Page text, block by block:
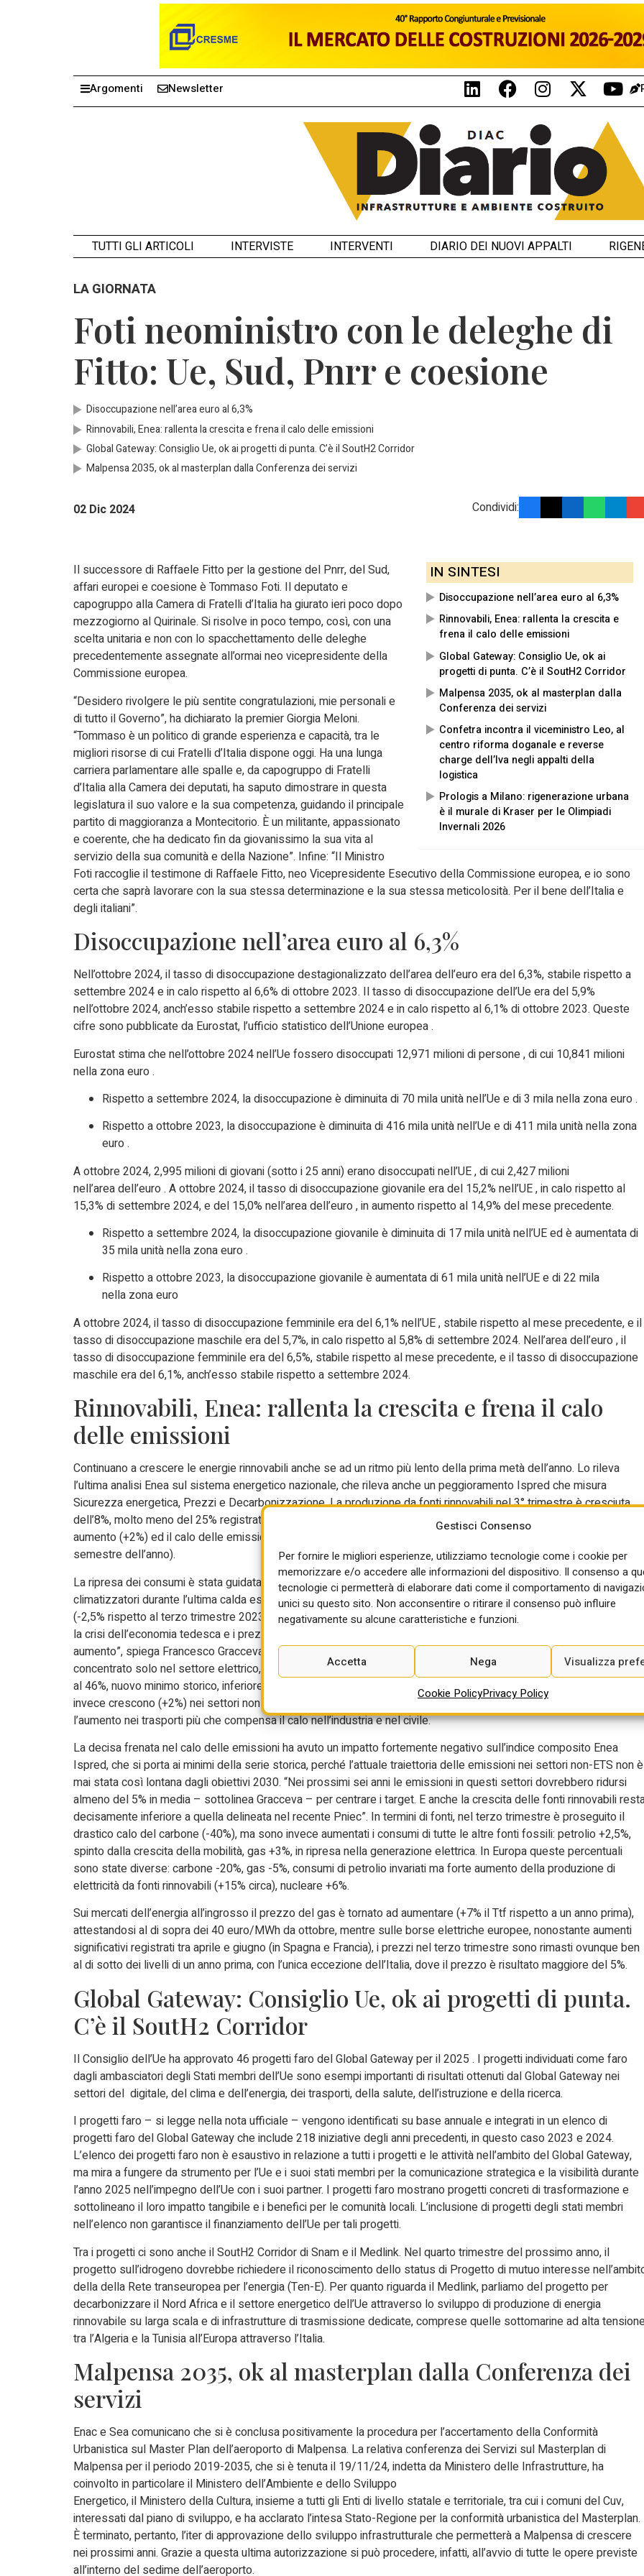
Gestisci Consenso
Per fornire le migliori esperienze, utilizziamo tecnologie come i cookie per
memorizzare e/o accedere alle informazioni del dispositivo. Il consenso a
tecnologie ci permetterà di elaborare dati come il comportamento di
unici su questo sito. Non acconsentire o ritirare il consenso può influire
negativamente su alcune caratteristiche e funzioni.
Accetta Nega Visualizza
Cookie PolicyPrivacy Policy
Argomenti Newsletter
TUTTI GLI ARTICOLI INTERVISTE INTERVENTI DIARIO DEI NUOVI APPALTI
LA GIORNATA
Foti neoministro con le deleghe di
Fitto: Ue, Sud, Pnrr e coesione
Disoccupazione nell’area euro al 6,3%
Rinnovabili, Enea: rallenta la crescita e frena il calo delle emissioni
Global Gateway: Consiglio Ue, ok ai progetti di punta. C’è il SoutH2 Corridor
Malpensa 2035, ok al masterplan dalla Conferenza dei servizi
02 Dic 2024 Condividi:
IN SINTESI
Disoccupazione nell’area euro al 6,3%
Rinnovabili, Enea: rallenta la crescita e
frena il calo delle emissioni
Global Gateway: Consiglio Ue, ok ai
progetti di punta. C’è il SoutH2 Corridor
Malpensa 2035, ok al masterplan dalla
Conferenza dei servizi
Confetra incontra il viceministro Leo, al
centro riforma doganale e reverse
charge dell’Iva negli appalti della
logistica
Prologis a Milano: rigenerazione urbana
è il murale di Kraser per le Olimpiadi
Invernali 2026
Il successore di Raffaele Fitto per la gestione del Pnrr, del Sud,
affari europei e coesione è Tommaso Foti. Il deputato e
capogruppo alla Camera di Fratelli d’Italia ha giurato ieri poco dopo
mezzogiorno al Quirinale. Si risolve in poco tempo, così, con una
scelta unitaria e non con lo spacchettamento delle deleghe
precedentemente assegnate all’ormai neo vicepresidente della
Commissione europea.
“Desidero rivolgere le più sentite congratulazioni, mie personali e
di tutto il Governo”, ha dichiarato la premier Giorgia Meloni.
“Tommaso è un politico di grande esperienza e capacità, tra le
migliori risorse di cui Fratelli d’Italia dispone oggi. Ha una lunga
carriera parlamentare alle spalle e, da capogruppo di Fratelli
d’Italia alla Camera dei deputati, ha saputo dimostrare in questa
legislatura il suo valore e la sua competenza, guidando il principale
partito di maggioranza a Montecitorio. È un militante, appassionato
e coerente, che ha dedicato fin da giovanissimo la sua vita al
servizio della sua comunità e della Nazione”. Infine: “Il Ministro
Foti raccoglie il testimone di Raffaele Fitto, neo Vicepresidente Esecutivo della Commissione europea, e io sono
certa che saprà lavorare con la sua stessa determinazione e la sua stessa meticolosità. Per il bene dell’Italia e
degli italiani”.
Disoccupazione nell’area euro al 6,3%
Nell’ottobre 2024, il tasso di disoccupazione destagionalizzato dell’area dell’euro era del 6,3%, stabile rispetto a
settembre 2024 e in calo rispetto al 6,6% di ottobre 2023. Il tasso di disoccupazione dell’Ue era del 5,9%
nell’ottobre 2024, anch’esso stabile rispetto a settembre 2024 e in calo rispetto al 6,1% di ottobre 2023. Queste
cifre sono pubblicate da Eurostat, l’ufficio statistico dell’Unione europea .
Eurostat stima che nell’ottobre 2024 nell’Ue fossero disoccupati 12,971 milioni di persone , di cui 10,841 milioni
nella zona euro .
Rispetto a settembre 2024, la disoccupazione è diminuita di 70 mila unità nell’Ue e di 3 mila nella zona euro .
Rispetto a ottobre 2023, la disoccupazione è diminuita di 416 mila unità nell’Ue e di 411 mila unità nella zona
euro .
A ottobre 2024, 2,995 milioni di giovani (sotto i 25 anni) erano disoccupati nell’UE , di cui 2,427 milioni
nell’area dell’euro . A ottobre 2024, il tasso di disoccupazione giovanile era del 15,2% nell’UE , in calo rispetto al
15,3% di settembre 2024, e del 15,0% nell’area dell’euro , in aumento rispetto al 14,9% del mese precedente.
Rispetto a settembre 2024, la disoccupazione giovanile è diminuita di 17 mila unità nell’UE ed è aumentata di
35 mila unità nella zona euro .
Rispetto a ottobre 2023, la disoccupazione giovanile è aumentata di 61 mila unità nell’UE e di 22 mila
nella zona euro
A ottobre 2024, il tasso di disoccupazione femminile era del 6,1% nell’UE , stabile rispetto al mese precedente, e il
tasso di disoccupazione maschile era del 5,7%, in calo rispetto al 5,8% di settembre 2024. Nell’area dell’euro , il
tasso di disoccupazione femminile era del 6,5%, stabile rispetto al mese precedente, e il tasso di disoccupazione
maschile era del 6,1%, anch’esso stabile rispetto a settembre 2024.
Rinnovabili, Enea: rallenta la crescita e frena il calo
delle emissioni
Continuano a crescere le energie rinnovabili anche se ad un ritmo più lento della prima metà dell’anno. Lo rileva
l’ultima analisi Enea sul sistema energetico nazionale, che rileva anche un peggioramento Ispred che misura
Sicurezza energetica, Prezzi e Decarbonizzazione. La produzione da fonti rinnovabili nel 3° trimestre è cresciuta
dell’8%, molto meno del 25% registrato nella prima metà 2024, mentre i consumi di energia finale risultano in
aumento (+2%) ed il calo delle emissioni di CO2 evidenzia una frenata (-1% a fronte del -7% registrato nel primo
semestre dell’anno).
La ripresa dei consumi è stata guidata dai trasporti (+2%) ma anche dal settore civile dove ha influito il forte uso dei
climatizzatori durante l’ultima calda estate (+3,5%), mentre continuano a diminuire i consumi energetici dell’industria
(-2,5% rispetto al terzo trimestre 2023). “Si tratta del decimo calo trimestrale consecutivo, un dato sul quale incide
la crisi dell’economia tedesca e i prezzi dell’energia fermi su valori storicamente elevati, e per di più di nuovo in
aumento”, spiega Francesco Gracceva, il ricercatore Enea che coordina l’Analisi. Il calo delle emissioni di CO2
concentrato solo nel settore elettrico, dove nei primi nove mesi dell’anno la quota di generazione da fossili è
al 46%, nuovo minimo storico, inferiore di 6 punti percentuali rispetto al precedente minimo del 2023. Le emissioni
invece crescono (+2%) nei settori non-Ets (terziario, residenziale, trasporti e industria non energivora), dove
l’aumento nei trasporti più che compensa il calo nell’industria e nel civile.
La decisa frenata nel calo delle emissioni ha avuto un impatto fortemente negativo sull’indice composito Enea
Ispred, che si porta ai minimi della serie storica, perché l’attuale traiettoria delle emissioni nei settori non-ETS non è
mai stata così lontana dagli obiettivi 2030. “Nei prossimi sei anni le emissioni in questi settori dovrebbero ridursi
almeno del 5% in media – sottolinea Gracceva – per centrare i target. E anche la crescita delle fonti rinnovabili
decisamente inferiore a quella delineata nel recente Pniec”. In termini di fonti, nel terzo trimestre è proseguito il
drastico calo del carbone (-40%), ma sono invece aumentati i consumi di tutte le altre fonti fossili: petrolio +2,5%,
spinto dalla crescita della mobilità, gas +3%, in ripresa nella generazione elettrica. In Europa queste percentuali
sono state diverse: carbone -20%, gas -5%, consumi di petrolio invariati ma forte aumento della produzione di
elettricità da fonti rinnovabili (+15% circa), nucleare +6%.
Sui mercati dell’energia all’ingrosso il prezzo del gas è tornato ad aumentare (+7% il Ttf rispetto a un anno prima),
attestandosi al di sopra dei 40 euro/MWh da ottobre, mentre sulle borse elettriche europee, nonostante aumenti
significativi registrati tra aprile e giugno (in Spagna e Francia), i prezzi nel terzo trimestre sono rimasti ovunque ben
al di sotto dei livelli di un anno prima, con l’unica eccezione dell’Italia, dove il prezzo è risultato maggiore del 5%.
Global Gateway: Consiglio Ue, ok ai progetti di punta.
C’è il SoutH2 Corridor
Il Consiglio dell’Ue ha approvato 46 progetti faro del Global Gateway per il 2025 . I progetti individuati come faro
dagli ambasciatori degli Stati membri dell’Ue sono esempi importanti di risultati ottenuti dal Global Gateway nei
settori del digitale, del clima e dell’energia, dei trasporti, della salute, dell’istruzione e della ricerca.
I progetti faro – si legge nella nota ufficiale – vengono identificati su base annuale e integrati in un elenco di
progetti faro del Global Gateway che include 218 iniziative degli anni precedenti, in questo caso 2023 e 2024.
L’elenco dei progetti faro non è esaustivo in relazione a tutti i progetti e le attività nell’ambito del Global Gateway,
ma mira a fungere da strumento per l’Ue e i suoi stati membri per la comunicazione strategica e la visibilità durante
l’anno 2025 nell’impegno dell’Ue con i suoi partner. I progetti faro mostrano progetti concreti di trasformazione e
sottolineano il loro impatto tangibile e i benefici per le comunità locali. L’inclusione di progetti degli stati membri
nell’elenco non garantisce il finanziamento dell’Ue per tali progetti.
Tra i progetti ci sono anche il SoutH2 Corridor di Snam e il Medlink. Nel quarto trimestre del prossimo anno, il
progetto sull’idrogeno dovrebbe richiedere il riconoscimento dello status di Progetto di mutuo interesse
della della Rete transeuropea per l’energia (Ten-E). Per quanto riguarda il Medlink, parliamo del progetto per
decarbonizzare il Nord Africa e il settore energetico dell’Ue attraverso lo sviluppo di produzione di energia
rinnovabile su larga scala e di infrastrutture di trasmissione dedicate, comprese quelle sottomarine ad alta
tra l’Algeria e la Tunisia all’Europa attraverso l’Italia.
Malpensa 2035, ok al masterplan dalla Conferenza dei
servizi
Enac e Sea comunicano che si è conclusa positivamente la procedura per l’accertamento della Conformità
Urbanistica sul Master Plan dell’aeroporto di Malpensa. La relativa conferenza dei Servizi sul Masterplan di
Malpensa per il periodo 2019-2035, che si è tenuta il 19/11/24, indetta da Ministero delle Infrastrutture, ha
coinvolto in particolare il Ministero dell’Ambiente e dello Sviluppo
Energetico, il Ministero della Cultura, insieme a tutti gli Enti di livello statale e territoriale, tra cui i comuni del Cuv,
interessati dal piano di sviluppo, e ha acclarato l’intesa Stato-Regione per la conformità urbanistica del Masterplan.
È terminato, pertanto, l’iter di approvazione dello sviluppo infrastrutturale che permetterà a Malpensa di crescere
nei prossimi anni. Grazie a questa ultima autorizzazione si può procedere, infatti, all’avvio di tutte le opere previste
all’interno del sedime dell’aeroporto.